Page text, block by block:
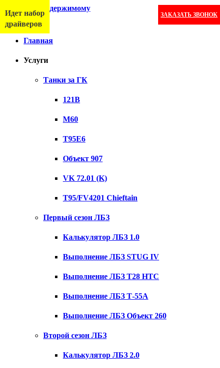
Перейти к содержимому
ЗАКАЗАТЬ ЗВОНОК
Меню
Главная
Услуги
Танки за ГК
121B
M60
T95E6
Объект 907
VK 72.01 (K)
T95/FV4201 Chieftain
Первый сезон ЛБЗ
Калькулятор ЛБЗ 1.0
Выполнение ЛБЗ STUG IV
Выполнение ЛБЗ T28 HTC
Выполнение ЛБЗ Т-55А
Выполнение ЛБЗ Объект 260
Второй сезон ЛБЗ
Калькулятор ЛБЗ 2.0
Идет набор
драйверов